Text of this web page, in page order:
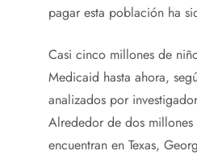
pagar esta población ha
Casi cinco millones de
Medicaid hasta ahora,
analizados por
Alrededor de dos millones
encuentran en Texas,